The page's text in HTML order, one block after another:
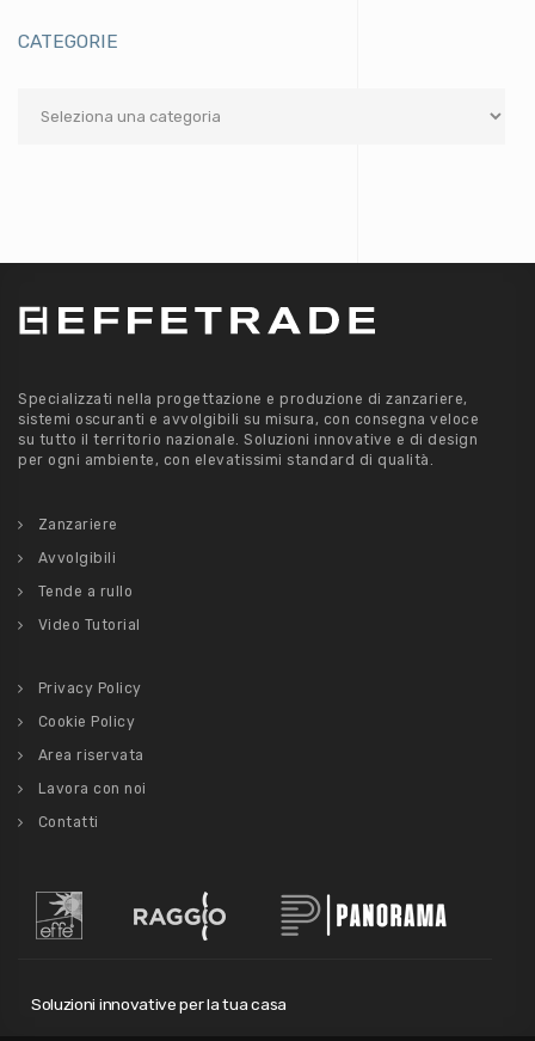
CATEGORIE
Specializzati nella progettazione e produzione di zanzariere,
sistemi oscuranti e avvolgibili su misura, con consegna veloce
su tutto il territorio nazionale. Soluzioni innovative e di design
per ogni ambiente, con elevatissimi standard di qualità.
Zanzariere
Avvolgibili
Tende a rullo
Video Tutorial
Privacy Policy
Cookie Policy
Area riservata
Lavora con noi
Contatti
Soluzioni innovative per la tua casa